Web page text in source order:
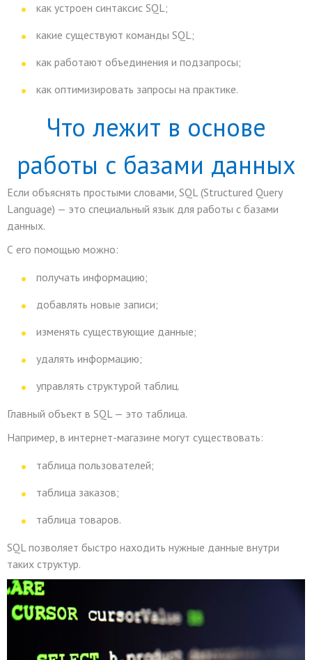
как устроен синтаксис SQL;
какие существуют команды SQL;
как работают объединения и подзапросы;
как оптимизировать запросы на практике.
Что лежит в основе
работы с базами данных
Если объяснять простыми словами, SQL (Structured Query
Language) — это специальный язык для работы с базами
данных.
С его помощью можно:
получать информацию;
добавлять новые записи;
изменять существующие данные;
удалять информацию;
управлять структурой таблиц.
Главный объект в SQL — это таблица.
Например, в интернет-магазине могут существовать:
таблица пользователей;
таблица заказов;
таблица товаров.
SQL позволяет быстро находить нужные данные внутри
таких структур.